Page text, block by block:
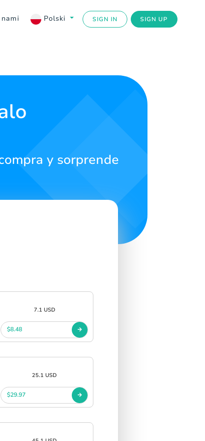
Polski SIGN IN SIGN UP
y sorprende
7.1 USD
$8.48
25.1 USD
$29.97